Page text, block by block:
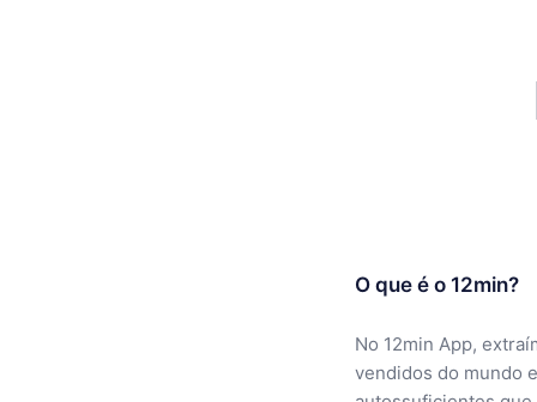
O que é o 12min?
No 12min App,
vendidos do mundo